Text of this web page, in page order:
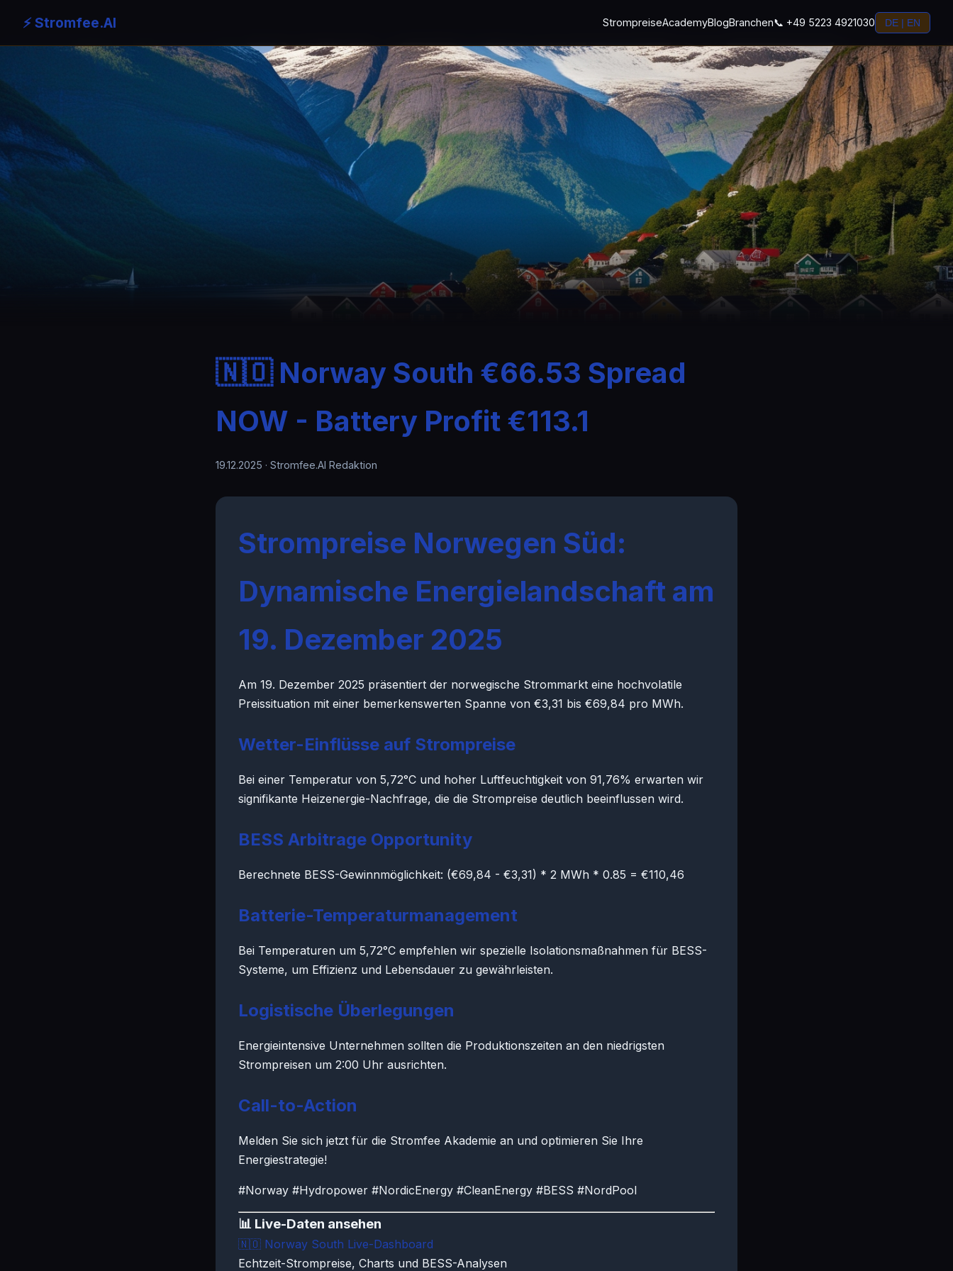
⚡ Stromfee.AI StrompreiseAcademyBlogBranchen📞 +49 5223 4921030 DE | EN
🇳🇴 Norway South €66.53 Spread
NOW - Battery Profit €113.1
19.12.2025 · Stromfee.AI Redaktion
Strompreise Norwegen Süd:
Dynamische Energielandschaft am
19. Dezember 2025
Am 19. Dezember 2025 präsentiert der norwegische Strommarkt eine hochvolatile
Preissituation mit einer bemerkenswerten Spanne von €3,31 bis €69,84 pro MWh.
Wetter-Einflüsse auf Strompreise
Bei einer Temperatur von 5,72°C und hoher Luftfeuchtigkeit von 91,76% erwarten wir
signifikante Heizenergie-Nachfrage, die die Strompreise deutlich beeinflussen wird.
BESS Arbitrage Opportunity
Berechnete BESS-Gewinnmöglichkeit: (€69,84 - €3,31) * 2 MWh * 0.85 = €110,46
Batterie-Temperaturmanagement
Bei Temperaturen um 5,72°C empfehlen wir spezielle Isolationsmaßnahmen für BESS-
Systeme, um Effizienz und Lebensdauer zu gewährleisten.
Logistische Überlegungen
Energieintensive Unternehmen sollten die Produktionszeiten an den niedrigsten
Strompreisen um 2:00 Uhr ausrichten.
Call-to-Action
Melden Sie sich jetzt für die Stromfee Akademie an und optimieren Sie Ihre
Energiestrategie!
#Norway #Hydropower #NordicEnergy #CleanEnergy #BESS #NordPool
📊 Live-Daten ansehen
🇳🇴 Norway South Live-Dashboard
Echtzeit-Strompreise, Charts und BESS-Analysen